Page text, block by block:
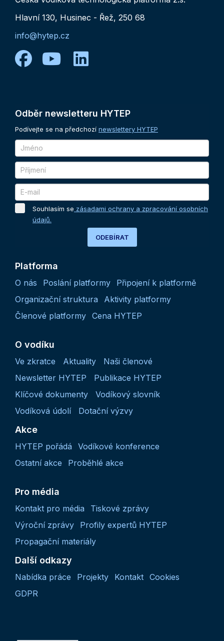
Hlavní 130, Husinec - Řež, 250 68
info@hytep.cz
facebook
youtube
linkedin
Odběr newsletteru HYTEP
Podívejte se na předchozí newslettery HYTEP
Souhlasím se zásadami ochrany a zpracování osobních
údajů.
ODEBÍRAT
Platforma
O nás Poslání platformy
Připojení k platformě
Organizační struktura
Aktivity platformy
Členové platformy Cena HYTEP
O vodíku
Ve zkratce Aktuality
Naši členové
Newsletter HYTEP
Publikace HYTEP
Klíčové dokumenty
Vodíkový slovník
Vodíková údolí
Dotační výzvy
Akce
HYTEP pořádá
Vodíkové konference
Ostatní akce
Proběhlé akce
Pro média
Kontakt pro média
Tiskové zprávy
Výroční zprávy
Profily expertů HYTEP
Propagační materiály
Další odkazy
Nabídka práce Projekty Kontakt Cookies
GDPR